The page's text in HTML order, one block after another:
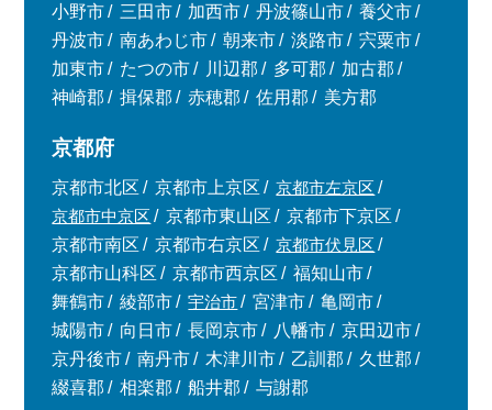
小野市
三田市 加西市 丹波篠山市
養父市
丹波市
南あわじ市 朝来市 淡路市
宍粟市
加東市
たつの市 川辺郡 多可郡
加古郡
神崎郡
揖保郡 赤穂郡 佐用郡 美方郡
京都府
京都市北区 京都市上京区
京都市左京区
京都市中京区
京都市東山区
京都市下京区
京都市南区
京都市右京区
京都市伏見区
京都市山科区
京都市西京区
福知山市
舞鶴市
綾部市 宇治市 宮津市
亀岡市
城陽市
向日市 長岡京市 八幡市
京田辺市
京丹後市
南丹市 木津川市 乙訓郡
久世郡
綴喜郡
相楽郡 船井郡 与謝郡